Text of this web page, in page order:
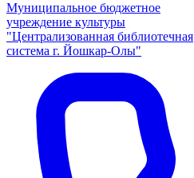
Муниципальное бюджетное
учреждение культуры
"Централизованная библиотечная
система г. Йошкар-Олы"